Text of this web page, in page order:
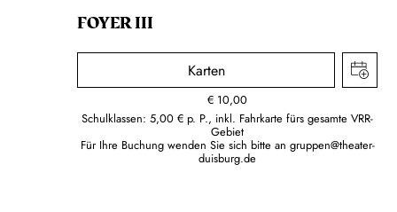
FOYER III
Karten
€ 10,00
Schulklassen: 5,00 € p. P., inkl. Fahrkarte fürs gesamte VRR-
Gebiet
Für Ihre Buchung wenden Sie sich bitte an gruppen@theater-
duisburg.de